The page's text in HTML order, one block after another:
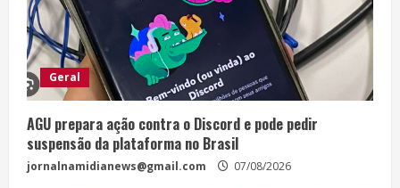
Geral
AGU prepara ação contra o Discord e pode pedir
suspensão da plataforma no Brasil
jornalnamidianews@gmail.com 07/08/2026